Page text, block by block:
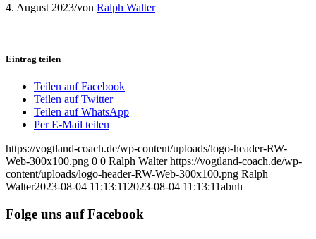
4. August 2023/von Ralph Walter
Eintrag teilen
Teilen auf Facebook
Teilen auf Twitter
Teilen auf WhatsApp
Per E-Mail teilen
https://vogtland-coach.de/wp-content/uploads/logo-header-RW-
Web-300x100.png 0 0 Ralph Walter https://vogtland-coach.de/wp-
content/uploads/logo-header-RW-Web-300x100.png Ralph
Walter2023-08-04 11:13:11 2023-08-04 11:13:11abnh
Folge uns auf Facebook